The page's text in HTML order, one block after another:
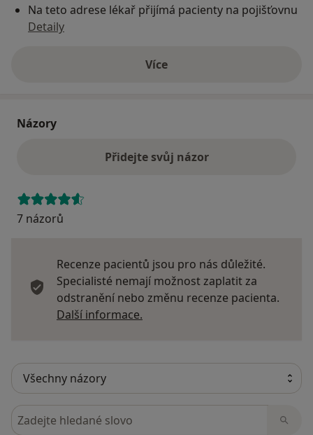
Na teto adrese lékař přijímá pacienty na pojišťovnu
Detaily
Víceo adrese
Názory
Přidejte svůj názor
7 názorů
Recenze pacientů jsou pro nás důležité.
Specialisté nemají možnost zaplatit za
odstranění nebo změnu recenze pacienta.
Další informace.
Hledejte v názorech